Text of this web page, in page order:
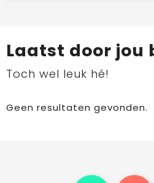
Laatst door jou
Toch wel leuk hé!
Geen resultaten gevonden.